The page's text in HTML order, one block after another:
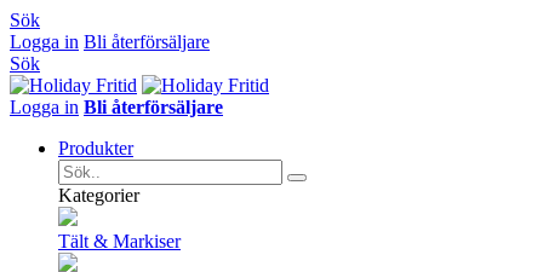
Sök
Logga in Bli återförsäljare
Sök
Logga in Bli återförsäljare
Produkter
Kategorier
Tält & Markiser